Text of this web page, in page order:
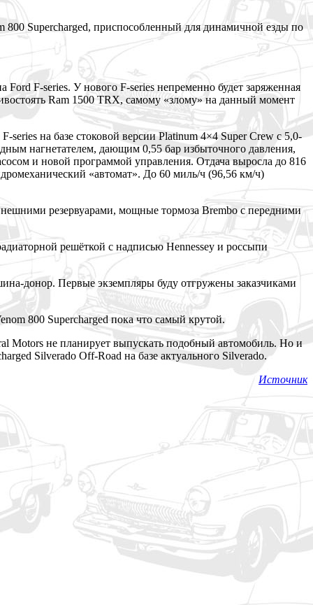
Supercharged, приспособленный для динамичной езды по
F-series. У нового F-series непременно будет заряженная
Ram 1500 TRX, самому «злому» на данный момент
series на базе стоковой версии Platinum 4×4 Super Crew с 5,0-
нагнетателем, дающим 0,55 бар избыточного давления,
и новой программой управления. Отдача выросла до 816
«автомат». До 60 миль/ч (96,56 км/ч)
резервуарами, мощные тормоза Brembo с передними
решёткой с надписью Hennessey и россыпи
донор. Первые экземпляры буду отгружены заказчиками
800 Supercharged пока что самый крутой.
Motors не планирует выпускать подобный автомобиль. Но и
Silverado Off-Road на базе актуального Silverado.
Источник